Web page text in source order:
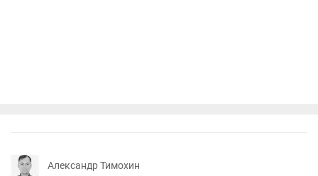
Александр Тимохин